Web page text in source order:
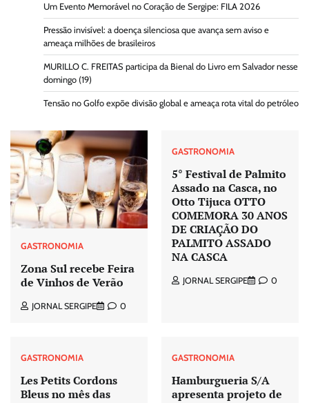
Um Evento Memorável no Coração de Sergipe: FILA 2026
Pressão invisível: a doença silenciosa que avança sem aviso e
ameaça milhões de brasileiros
MURILLO C. FREITAS participa da Bienal do Livro em Salvador nesse
domingo (19)
Tensão no Golfo expõe divisão global e ameaça rota vital do petróleo
GASTRONOMIA
Zona Sul recebe Feira
de Vinhos de Verão
JORNAL SERGIPE 0
GASTRONOMIA
5° Festival de Palmito
Assado na Casca, no
Otto Tijuca OTTO
COMEMORA 30 ANOS
DE CRIAÇÃO DO
PALMITO ASSADO
NA CASCA
JORNAL SERGIPE 0
GASTRONOMIA
Les Petits Cordons
Bleus no mês das
GASTRONOMIA
Hamburgueria S/A
apresenta projeto de